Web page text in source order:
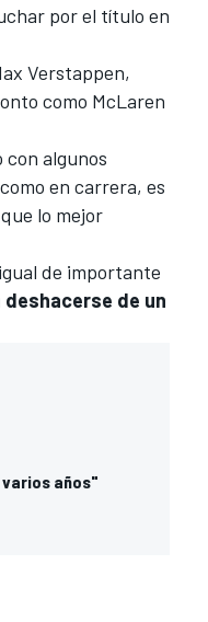
por el título en
Verstappen,
como McLaren
con algunos
en carrera, es
lo mejor
de importante
de un
varios años"